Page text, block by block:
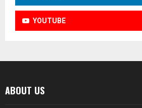
YOUTUBE
ABOUT US